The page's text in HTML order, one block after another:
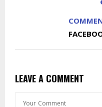
LEAVE A COMMENT